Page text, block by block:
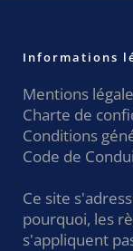
Informations
Mentions
Charte de
Conditions
Code de
Ce site
pourquoi, les
s'appliquent